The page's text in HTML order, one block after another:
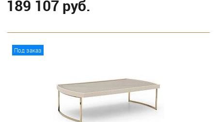
189 107 руб.
Под заказ